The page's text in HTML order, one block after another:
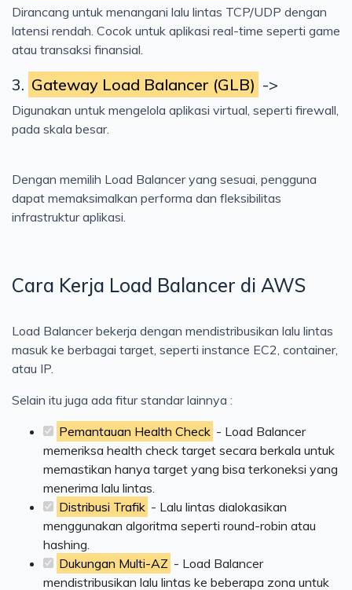
Dirancang untuk menangani lalu lintas TCP/UDP dengan
latensi rendah. Cocok untuk aplikasi real-time seperti game
atau transaksi finansial.
3. Gateway Load Balancer (GLB) ->
Digunakan untuk mengelola aplikasi virtual, seperti firewall,
pada skala besar.
Dengan memilih Load Balancer yang sesuai, pengguna
dapat memaksimalkan performa dan fleksibilitas
infrastruktur aplikasi.
Cara Kerja Load Balancer di AWS
Load Balancer bekerja dengan mendistribusikan lalu lintas
masuk ke berbagai target, seperti instance EC2, container,
atau IP.
Selain itu juga ada fitur standar lainnya :
Pemantauan Health Check - Load Balancer
memeriksa health check target secara berkala untuk
memastikan hanya target yang bisa terkoneksi yang
menerima lalu lintas.
Distribusi Trafik - Lalu lintas dialokasikan
menggunakan algoritma seperti round-robin atau
hashing.
Dukungan Multi-AZ - Load Balancer
mendistribusikan lalu lintas ke beberapa zona untuk